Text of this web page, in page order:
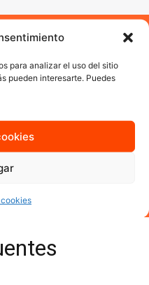
para analizar el uso del sitio
pueden interesarte. Puedes
en
en Hellín
a resultados.